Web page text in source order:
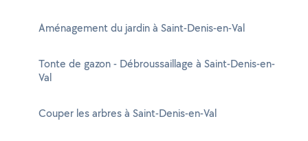
Aménagement du jardin à Saint-Denis-en-Val
Tonte de gazon - Débroussaillage à Saint-Denis-en-
Val
Couper les arbres à Saint-Denis-en-Val